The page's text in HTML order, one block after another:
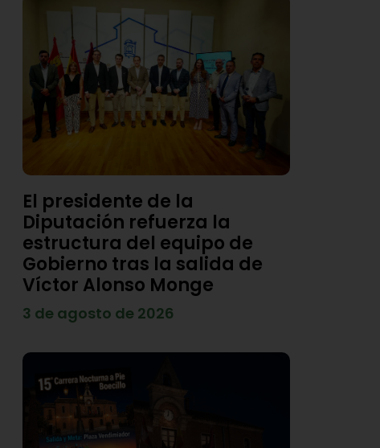
El presidente de la
Diputación refuerza la
estructura del equipo de
Gobierno tras la salida de
Víctor Alonso Monge
3 de agosto de 2026